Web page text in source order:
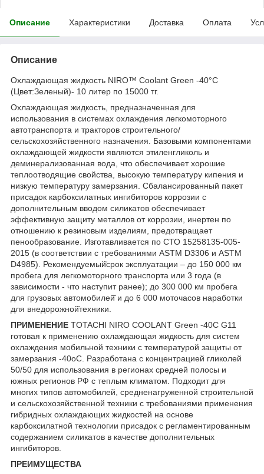
Описание Характеристики Доставка Оплата
Описание
Охлаждающая жидкость NIRO™ Coolant Green -40°C
(Цвет:Зеленый)- 10 литер по 15000 тг.
Охлаждающая жидкость, предназначенная для
использования в системах охлаждения легкомоторного
автотранспорта и тракторов строительного/
сельскохозяйственного назначения. Базовыми компонентами
охлаждающей жидкости являются этиленгликоль и
деминерализованная вода, что обеспечивает хорошие
теплоотводящие свойства, высокую температуру кипения и
низкую температуру замерзания. Сбалансированный пакет
присадок карбоксилатных ингибиторов коррозии с
дополнительным вводом силикатов обеспечивает
эффективную защиту металлов от коррозии, инертен по
отношению к резиновым изделиям, предотвращает
пенообразование. Изготавливается по СТО 15258135-005-
2015 (в соответствии с требованиями ASTM D3306 и ASTM
D4985). Рекомендуемый̆срок эксплуатации – до 150 000 км
пробега для легкомоторного транспорта или 3 года (в
зависимости - что наступит ранее); до 300 000 км пробега
для грузовых автомобилей̆ и до 6 000 моточасов наработки
для внедорожной̆техники.
ПРИМЕНЕНИЕ TOTACHI NIRO COOLANT Green -40С G11
готовая к применению охлаждающая жидкость для систем
охлаждения мобильной техники с температурой защиты от
замерзания -40оС. Разработана с концентрацией гликолей
50/50 для использования в регионах средней полосы и
южных регионов РФ с теплым климатом. Подходит для
многих типов автомобилей, средненагруженной строительной
и сельскохозяйственной техники с требованиями применения
гибридных охлаждающих жидкостей на основе
карбоксилатной технологии присадок с регламентированным
содержанием силикатов в качестве дополнительных
ингибиторов.
ПРЕИМУЩЕСТВА